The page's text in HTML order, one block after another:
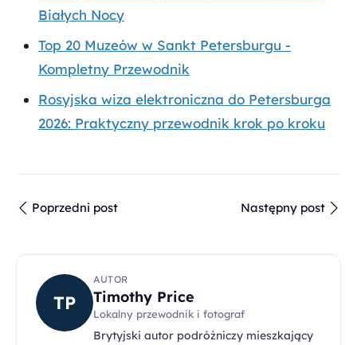
Białych Nocy
Top 20 Muzeów w Sankt Petersburgu -
Kompletny Przewodnik
Rosyjska wiza elektroniczna do Petersburga
2026: Praktyczny przewodnik krok po kroku
Poprzedni post Następny post
TP
AUTOR
Timothy Price
Lokalny przewodnik i fotograf
Brytyjski autor podróżniczy mieszkający